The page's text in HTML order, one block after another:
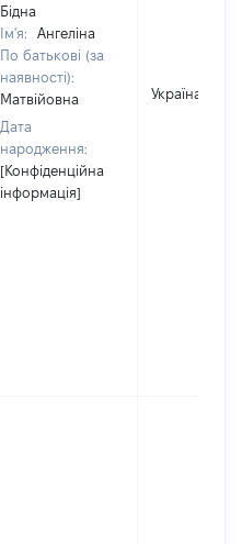
Бідна
Ім'я:
Ангеліна
По батькові (за
наявності):
Матвійовна
Дата
народження:
[Конфіденційна
інформація]
Україна